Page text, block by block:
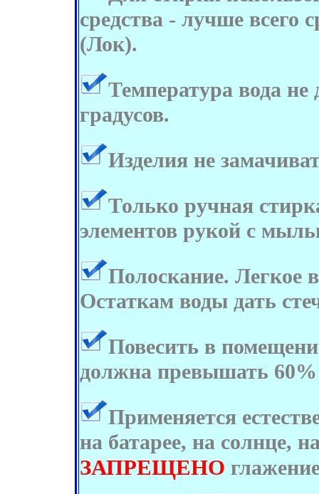
средства - лучше всего
(Лок).
Температура вода
градусов.
Изделия не
Только ручная
элементов рукой с
Полоскание. Легкое
Остаткам воды дать
Повесить в
должна превышать 60%
Применяется
на батарее, на солнце,
ЗАПРЕЩЕНО